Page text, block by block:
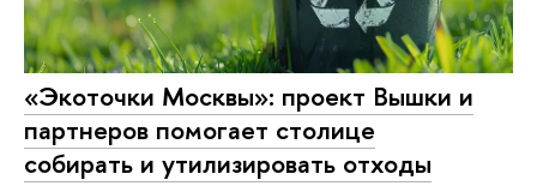
«Экоточки Москвы»: проект Вышки и
партнеров помогает столице
собирать и утилизировать отходы